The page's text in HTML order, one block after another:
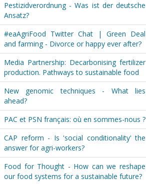
Pestizidverordnung - Was ist der deutsche
Ansatz?
#eaAgriFood Twitter Chat | Green Deal
and farming - Divorce or happy ever after?
Media Partnership: Decarbonising fertilizer
production. Pathways to sustainable food
New genomic techniques - What lies
ahead?
PAC et PSN français: où en sommes-nous ?
CAP reform - Is 'social conditionality' the
answer for agri-workers?
Food for Thought - How can we reshape
our food systems for a sustainable future?